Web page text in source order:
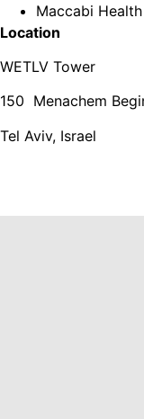
Maccabi
Location
WETLV Tower
150 Menachem
Tel Aviv, Israel